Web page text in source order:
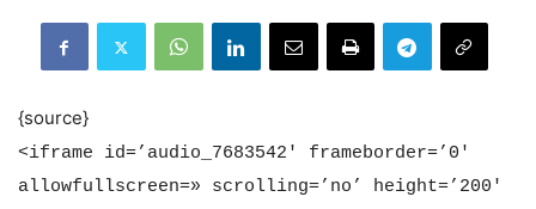
{source}
<iframe id=’audio_7683542′ frameborder=’0′
allowfullscreen=» scrolling=’no’ height=’200′